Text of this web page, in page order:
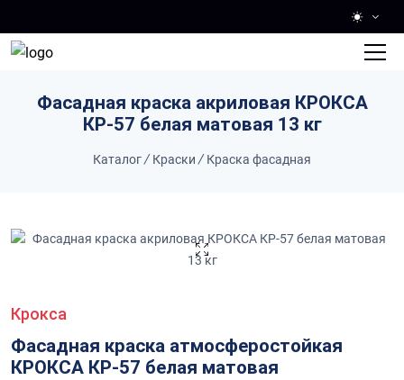
Фасадная краска акриловая КРОКСА
КР-57 белая матовая 13 кг
Каталог/ Краски / Краска фасадная
Крокса
Фасадная краска атмосферостойкая
КРОКСА КР-57 белая матовая